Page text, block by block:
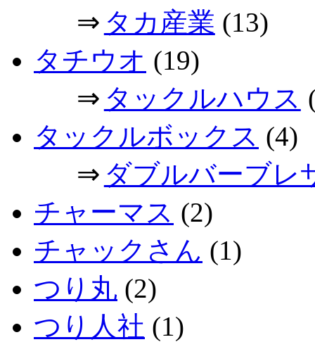
⇒ タカ産業 (13)
タチウオ (19)
⇒ タックルハウス
タックルボックス (4)
⇒ ダブルバーブレ
チャーマス (2)
チャックさん (1)
つり丸 (2)
つり人社 (1)